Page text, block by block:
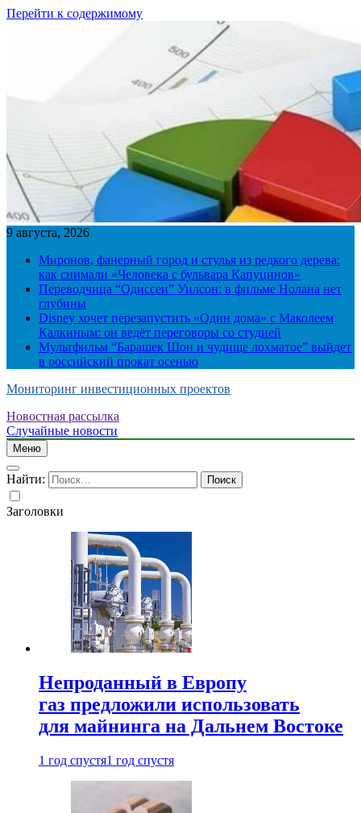
Перейти к содержимому
9 августа, 2026
Миронов, фанерный город и стулья из редкого дерева:
как снимали «Человека с бульвара Капуцинов»
Переводчица “Одиссеи” Уилсон: в фильме Нолана нет
глубины
Disney хочет перезапустить «Один дома» с Маколеем
Калкиным: он ведёт переговоры со студией
Мультфильм “Барашек Шон и чудище лохматое” выйдет
в российский прокат осенью
Мониторинг инвестиционных проектов
Новостная рассылка
Случайные новости
Меню
Найти:
Заголовки
Непроданный в Европу
газ предложили использовать
для майнинга на Дальнем Востоке
1 год спустя1 год спустя